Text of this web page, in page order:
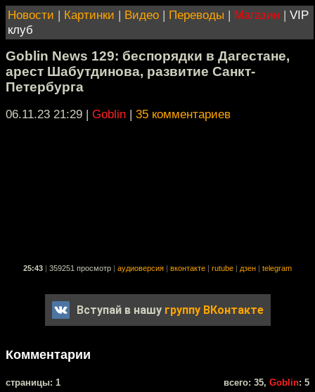
Новости | Картинки | Видео | Переводы | Магазин | VIP
клуб
Goblin News 129: беспорядки в Дагестане,
арест Шабутдинова, развитие Санкт-
Петербурга
06.11.23 21:29 | Goblin | 35 комментариев
25:43 359251 просмотр аудиоверсия вконтакте rutube дзен telegram
Вступай в нашу группу ВКонтакте
Комментарии
cтраницы: 1 всего: 35, Goblin: 5